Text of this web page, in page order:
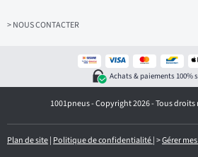
z
i
l
> NOUS CONTACTER
Achats & paiements 100%
1001pneus - Copyright 2026 - Tous droits
Plan de site| Politique de confidentialité|>Gérer